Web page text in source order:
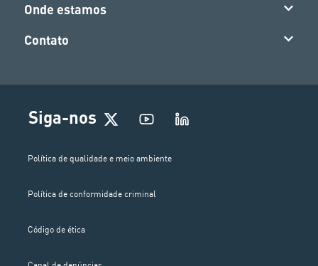
Onde estamos
Contato
Siga-nos
Política de qualidade e meio ambiente
Política de conformidade criminal
Código de ética